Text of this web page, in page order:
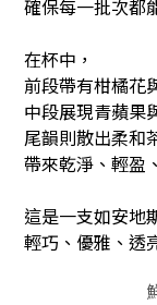
確保每一批次都
在杯中，
前段帶有柑橘花
中段展現青蘋果
尾韻則散出柔和
帶來乾淨、輕盈
這是一支如安地
輕巧、優雅、透